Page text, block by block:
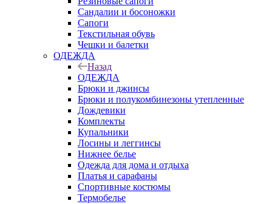
Сандалии и босоножки
Сапоги
Текстильная обувь
Чешки и балетки
ОДЕЖДА
Назад
ОДЕЖДА
Брюки и джинсы
Брюки и полукомбинезоны утепленные
Дождевики
Комплекты
Купальники
Лосины и леггинсы
Нижнее белье
Одежда для дома и отдыха
Платья и сарафаны
Спортивные костюмы
Термобелье